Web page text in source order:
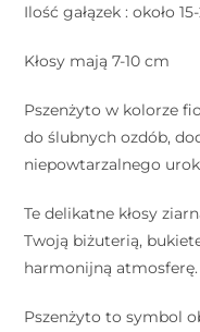
Ilość gałązek : około
Kłosy mają 7-10 cm
Pszenżyto w kolorze
do ślubnych ozdób,
niepowtarzalnego
Te delikatne kłosy
Twoją biżuterią,
harmonijną atmosferę.
Pszenżyto to symbol